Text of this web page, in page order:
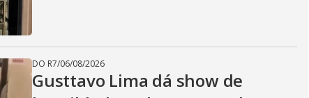
DO R7/06/08/2026
Gusttavo Lima dá show de